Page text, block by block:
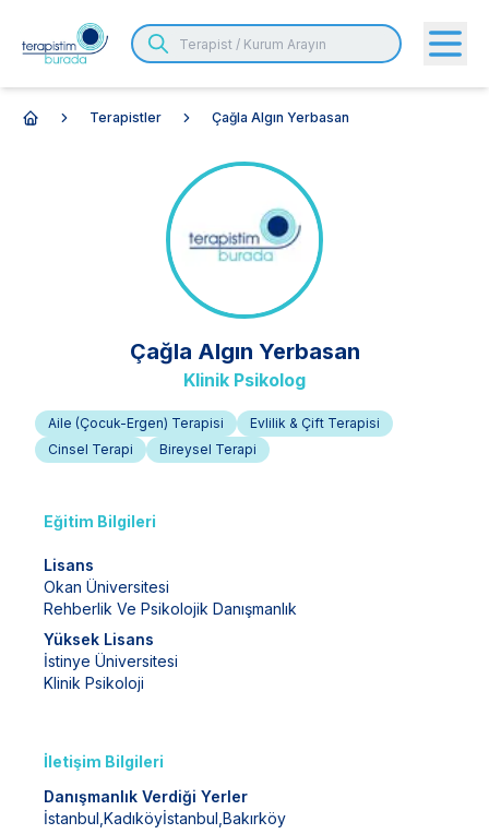
Terapistler Çağla Algın Yerbasan
Çağla Algın Yerbasan
Klinik Psikolog
Aile (Çocuk-Ergen) Terapisi
Evlilik & Çift Terapisi
Cinsel Terapi
Bireysel Terapi
Eğitim Bilgileri
Lisans
Okan Üniversitesi
Rehberlik Ve Psikolojik Danışmanlık
Yüksek Lisans
İstinye Üniversitesi
Klinik Psikoloji
İletişim Bilgileri
Danışmanlık Verdiği Yerler
İstanbul Kadıköyİstanbul Bakırköy